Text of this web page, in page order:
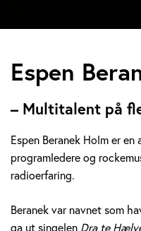
E
p
e
n
B
Espen
– Multitalent på
Espen Beranek Holm er
programledere og
radioerfaring.
Beranek var navnet som
ga ut singelen Dra te